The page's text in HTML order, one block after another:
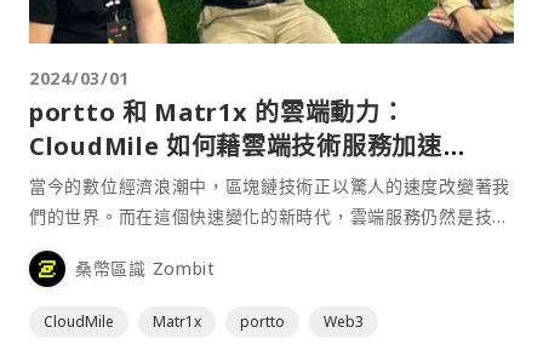
2024/03/01
portto 和 Matr1x 的雲端動力：
CloudMile 如何藉雲端技術服務加速
Web3 產業發展
當今的數位經濟浪潮中，區塊鏈技術正以驚人的速度改變著我
們的世界。而在這個快速變化的新時代，雲端服務仍然是技術
革新運動中的重要基礎設施，萬里雲（CloudMile）作為台灣
第一家擁有 Google Cloud 認證的雲端託管服務供應商
命，為 Web3 新創提供其尖端技術與服務，推動創新的應用
桑幣區識 Zombit
CloudMile Matr1x portto Web3